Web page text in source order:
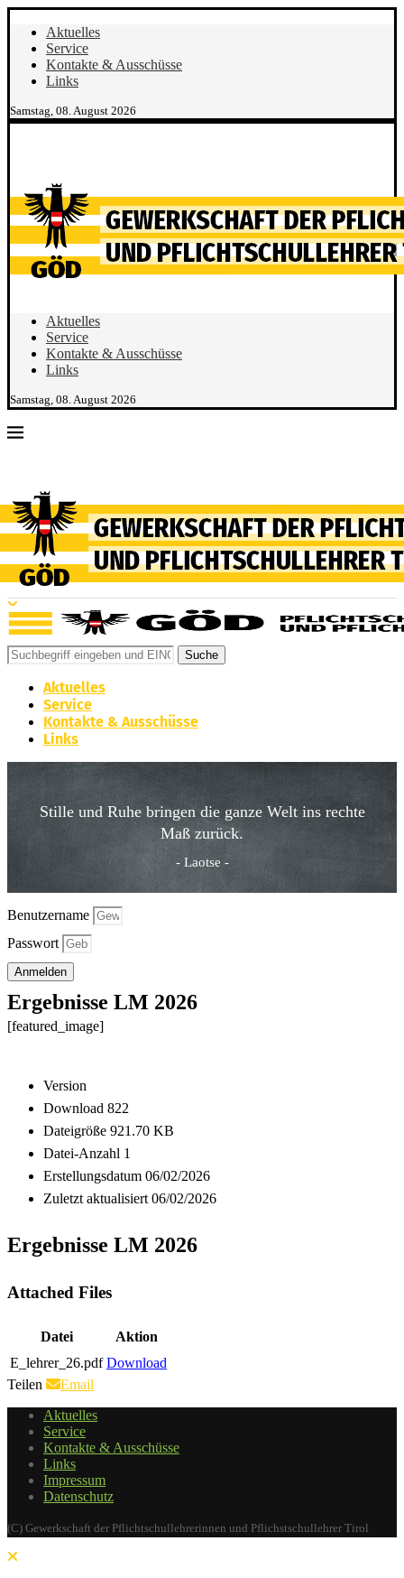
Aktuelles
Service
Kontakte & Ausschüsse
Links
Samstag, 08. August 2026
Aktuelles
Service
Kontakte & Ausschüsse
Links
Samstag, 08. August 2026
Suche
Aktuelles
Service
Kontakte & Ausschüsse
Links
Stille und Ruhe bringen die ganze Welt ins rechte
Maß zurück.
- Laotse -
Benutzername
Passwort
Anmelden
Ergebnisse LM 2026
[featured_image]
Version
Download 822
Dateigröße 921.70 KB
Datei-Anzahl 1
Erstellungsdatum 06/02/2026
Zuletzt aktualisiert 06/02/2026
Ergebnisse LM 2026
Attached Files
Datei
Aktion
E_lehrer_26.pdf Download
Teilen
Email
Aktuelles
Service
Kontakte & Ausschüsse
Links
Impressum
Datenschutz
(C) Gewerkschaft der Pflichtschullehrerinnen und Pflichstschullehrer Tirol